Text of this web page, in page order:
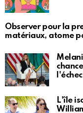
Observer pour la
matériaux, atome
L'île